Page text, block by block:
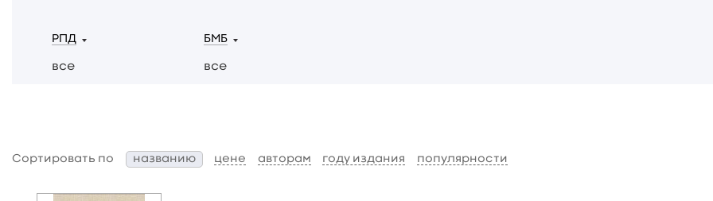
РПД
все
БМБ
все
Сортировать по названию цене авторам году издания популярности